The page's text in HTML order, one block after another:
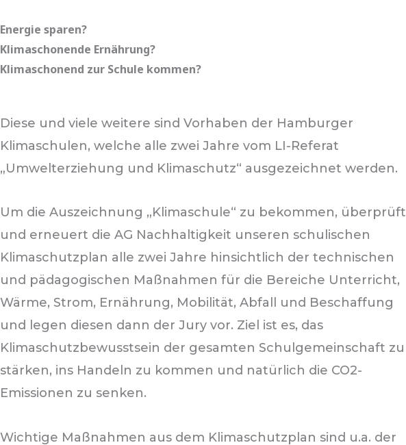
Energie sparen?
Klimaschonende Ernährung?
Klimaschonend zur Schule kommen?
Diese und viele weitere sind Vorhaben der Hamburger
Klimaschulen, welche alle zwei Jahre vom LI-Referat
„Umwelterziehung und Klimaschutz“ ausgezeichnet werden.
Um die Auszeichnung „Klimaschule“ zu bekommen, überprüft
und erneuert die AG Nachhaltigkeit unseren schulischen
Klimaschutzplan alle zwei Jahre hinsichtlich der technischen
und pädagogischen Maßnahmen für die Bereiche Unterricht,
Wärme, Strom, Ernährung, Mobilität, Abfall und Beschaffung
und legen diesen dann der Jury vor. Ziel ist es, das
Klimaschutzbewusstsein der gesamten Schulgemeinschaft zu
stärken, ins Handeln zu kommen und natürlich die CO2-
Emissionen zu senken.
Wichtige Maßnahmen aus dem Klimaschutzplan sind u.a. der